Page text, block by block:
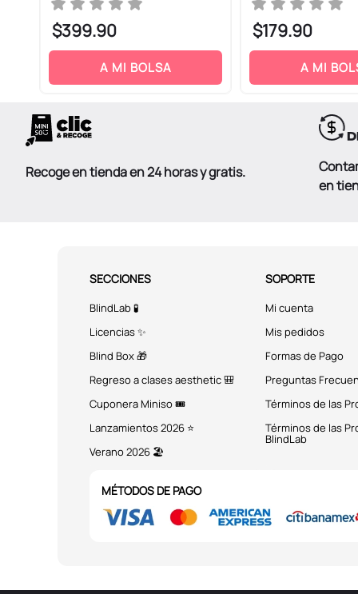
$399.90
A MI BOLSA
$179.90
A MI
Recoge en tienda en 24 horas y gratis.
en
SECCIONES
BlindLab 🧪
Licencias ✨
Blind Box 🎁
Regreso a clases aesthetic 🎒
Cuponera Miniso 🎟️
Lanzamientos 2026 ⭐
Verano 2026 🏖️
SOPORTE
Mi cuenta
Mis pedidos
Formas de Pago
Preguntas
Términos de las
Términos de las
BlindLab
MÉTODOS DE PAGO